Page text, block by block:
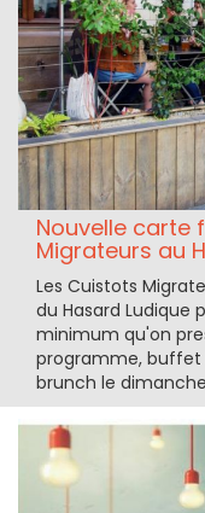
Nouvelle carte
Migrateurs au
Les Cuistots
du Hasard Ludique
minimum qu'on
programme, buffet
brunch le